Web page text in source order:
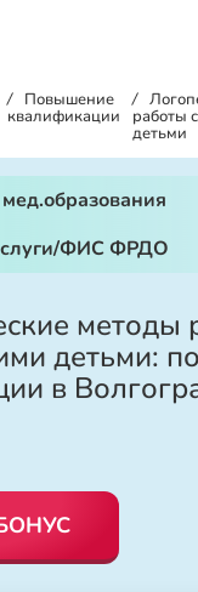
/ Повышение
квалификации
/
работы
детьми
ФИС ФРДО
методы
детьми:
в